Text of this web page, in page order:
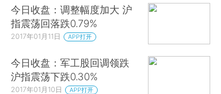
今日收盘：调整幅度加大 沪
指震荡回落跌0.79%
2017年01月11日 APP打开
今日收盘：军工股回调领跌
沪指震荡下跌0.30%
2017年01月10日 APP打开